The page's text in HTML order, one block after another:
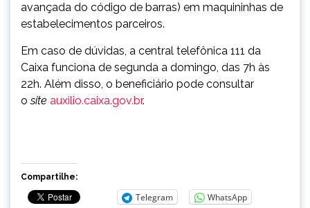
avançada do código de barras) em maquininhas de
estabelecimentos parceiros.
Em caso de dúvidas, a central telefônica 111 da
Caixa funciona de segunda a domingo, das 7h às
22h. Além disso, o beneficiário pode consultar
osite auxilio.caixa.gov.br.
Compartilhe:
Telegram
WhatsApp